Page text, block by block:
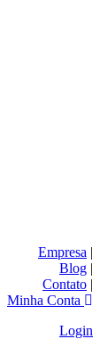
Empresa |
Blog |
Contato |
Minha Conta
Login